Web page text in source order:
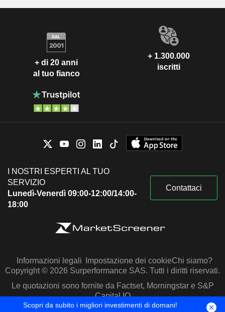
+ di 20 anni
al tuo fianco
+ 1.300.000
iscritti
I NOSTRI ESPERTI AL TUO
SERVIZIO
Lunedì-Venerdì 09:00-12:00/14:00-
18:00
Contattaci
Informazioni legali Impostazione dei cookieChi siamo?
Copyright © 2026 Surperformance SAS. Tutti i diritti riservati.
Le quotazioni sono fornite da Factset, Morningstar e S&P
Capital IQ
Scopri da subito i migliori investimenti di domani!